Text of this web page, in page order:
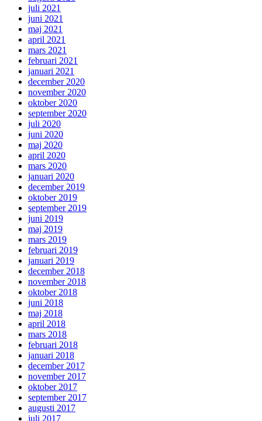
juli 2021
juni 2021
maj 2021
april 2021
mars 2021
februari 2021
januari 2021
december 2020
november 2020
oktober 2020
september 2020
juli 2020
juni 2020
maj 2020
april 2020
mars 2020
januari 2020
december 2019
oktober 2019
september 2019
juni 2019
maj 2019
mars 2019
februari 2019
januari 2019
december 2018
november 2018
oktober 2018
juni 2018
maj 2018
april 2018
mars 2018
februari 2018
januari 2018
december 2017
november 2017
oktober 2017
september 2017
augusti 2017
juli 2017